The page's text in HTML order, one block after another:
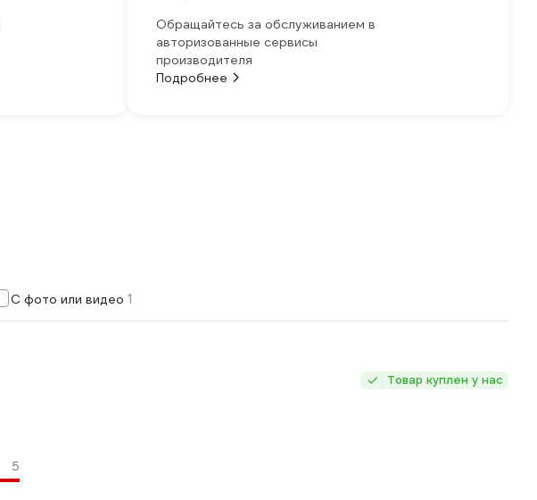
Обращайтесь за обслуживанием в
авторизованные сервисы
производителя
Подробнее
С фото или видео 1
Товар куплен у нас
5